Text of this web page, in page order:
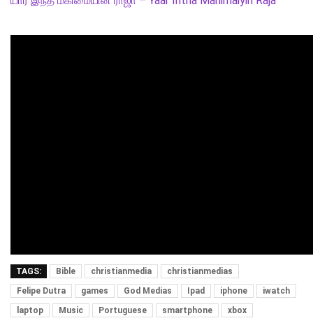
TAGS: Bible christianmedia
christianmedias
Felipe Dutra
games God Medias Ipad iphone
iwatch
laptop
Music Portuguese smartphone xbox